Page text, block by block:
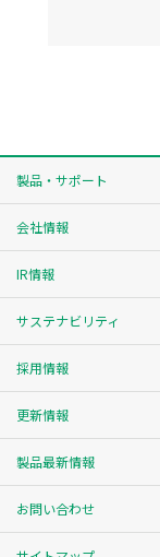
製品・サポート
会社情報
IR情報
サステナビリティ
採用情報
更新情報
製品最新情報
お問い合わせ